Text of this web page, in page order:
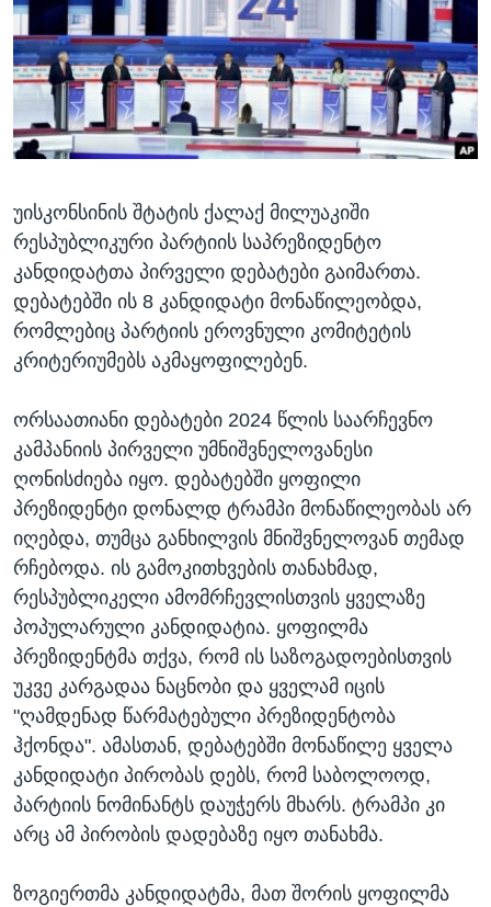
ᲡᲢᲣᲓᲘᲐ ᲕᲐᲨᲘᲜᲒᲢᲝᲜᲘ
ᲔᲙᲝᲜᲝᲛᲘᲙᲐ
ᲯᲐᲜᲛᲠᲗᲔᲚᲝᲑᲐ
ᲛᲔᲪᲜᲘᲔᲠᲔᲑᲐ
ᲘᲜᲢᲔᲠᲕᲘᲣ
ᲒᲐᲚᲘᲚᲔᲝ
ᲓᲔᲖᲘᲜᲤᲝᲠᲛᲐᲪᲘᲐ
Learning English
ᲗᲕᲐᲚᲘ ᲒᲕᲐᲓᲔᲕᲜᲔᲗ
ენები
უისკონსინის შტატის ქალაქ მილუაკიში
რესპუბლიკური პარტიის საპრეზიდენტო
კანდიდატთა პირველი დებატები გაიმართა.
დებატებში ის 8 კანდიდატი მონაწილეობდა,
რომლებიც პარტიის ეროვნული კომიტეტის
კრიტერიუმებს აკმაყოფილებენ.
ორსაათიანი დებატები 2024 წლის საარჩევნო
კამპანიის პირველი უმნიშვნელოვანესი
ღონისძიება იყო. დებატებში ყოფილი
პრეზიდენტი დონალდ ტრამპი მონაწილეობას არ
იღებდა, თუმცა განხილვის მნიშვნელოვან თემად
რჩებოდა. ის გამოკითხვების თანახმად,
რესპუბლიკელი ამომრჩევლისთვის ყველაზე
პოპულარული კანდიდატია. ყოფილმა
პრეზიდენტმა თქვა, რომ ის საზოგადოებისთვის
უკვე კარგადაა ნაცნობი და ყველამ იცის
"ღამდენად წარმატებული პრეზიდენტობა
ჰქონდა". ამასთან, დებატებში მონაწილე ყველა
კანდიდატი პირობას დებს, რომ საბოლოოდ,
პარტიის ნომინანტს დაუჭერს მხარს. ტრამპი კი
არც ამ პირობის დადებაზე იყო თანახმა.
ზოგიერთმა კანდიდატმა, მათ შორის ყოფილმა